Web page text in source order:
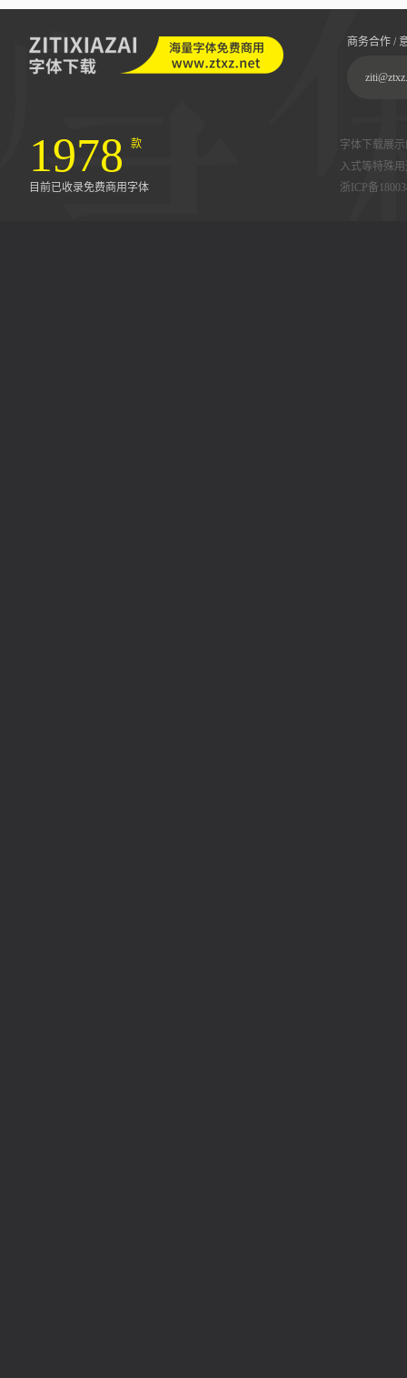
商务合作 /
1978 款
目前已收录免费商用字体
字体下载展
入式等特殊
浙ICP备